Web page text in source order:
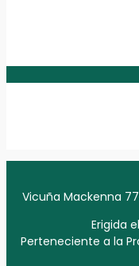
Vicuña Mackenna
Erigida
Perteneciente a la